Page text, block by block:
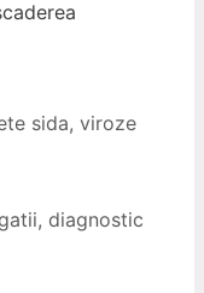
sida, viroze
diagnostic